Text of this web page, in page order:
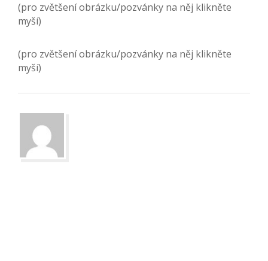
(pro zvětšení obrázku/pozvánky na něj klikněte
myší)
(pro zvětšení obrázku/pozvánky na něj klikněte
myší)